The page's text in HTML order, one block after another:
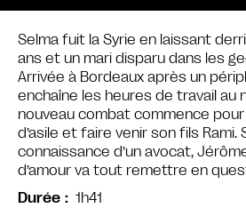
Selma fuit la Syrie en laissant
ans et un mari disparu dans les
Arrivée à Bordeaux après un
enchaîne les heures de travail au
nouveau combat commence
d’asile et faire venir son fils
connaissance d’un avocat,
d’amour va tout remettre en
Durée
1h41